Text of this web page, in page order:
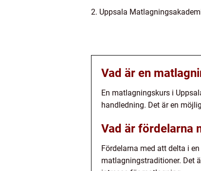
2. Uppsala
Vad är en
En matlagningskurs i
handledning. Det är en
Vad är fördelarna
Fördelarna med att delta i
matlagningstraditioner. Det